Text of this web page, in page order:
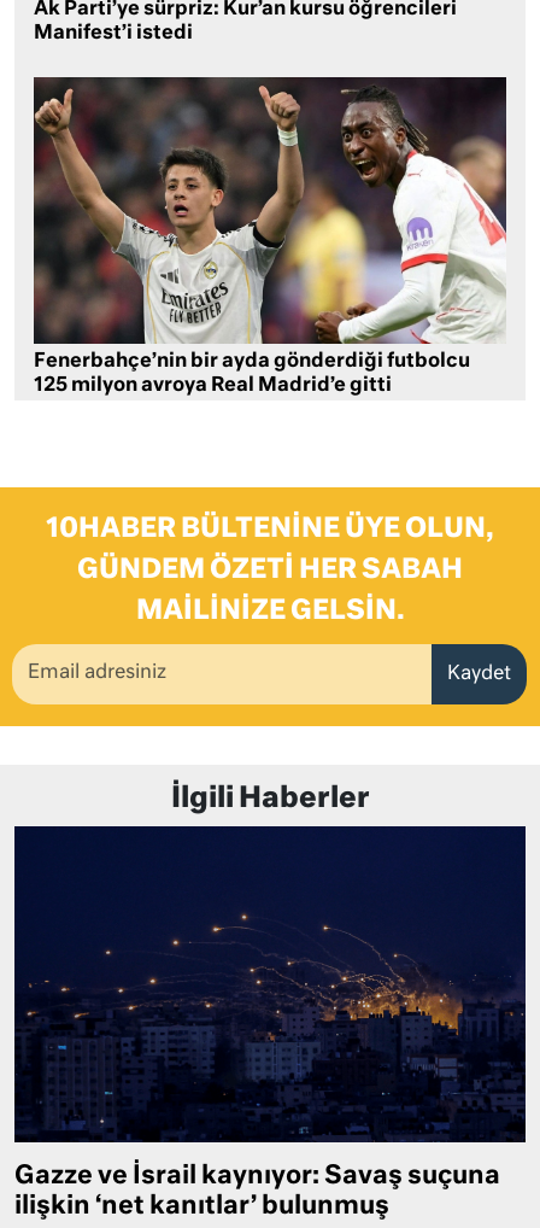
Ak Parti’ye sürpriz: Kur’an kursu öğrencileri
Manifest’i istedi
Fenerbahçe’nin bir ayda gönderdiği futbolcu
125 milyon avroya Real Madrid’e gitti
10HABER BÜLTENINE ÜYE OLUN,
GÜNDEM ÖZETI HER SABAH
MAILINIZE GELSIN.
Kaydet
İlgili Haberler
Gazze ve İsrail kaynıyor: Savaş suçuna
ilişkin ‘net kanıtlar’ bulunmuş